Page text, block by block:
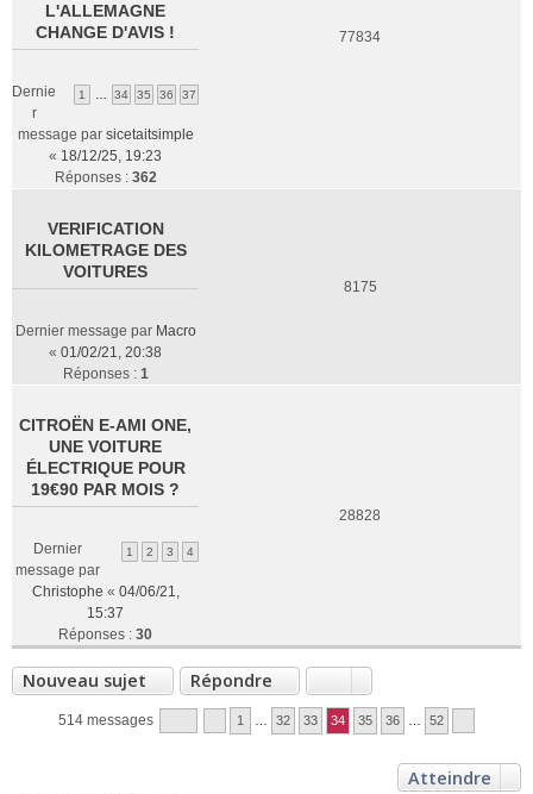
L'ALLEMAGNE
CHANGE D'AVIS !
1 34 35 36 37
Dernie
r
message par sicetaitsimple
« 18/12/25, 19:23
Réponses : 362
77834
VERIFICATION
KILOMETRAGE DES
VOITURES
Dernier message par Macro
« 01/02/21, 20:38
Réponses : 1
8175
CITROËN E-AMI ONE,
UNE VOITURE
ÉLECTRIQUE POUR
19€90 PAR MOIS ?
1 2 3 4
Dernier
message par
Christophe « 04/06/21,
15:37
Réponses : 30
28828
Nouveau sujet Répondre
514 messages 1 32 33 34 35 36 52
Atteindre